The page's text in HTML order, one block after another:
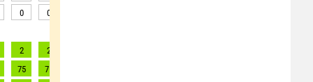
0 0
2 2
75 71